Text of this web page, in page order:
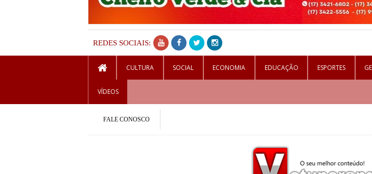
REDES SOCIAIS:
CULTURA SOCIAL ECONOMIA EDUCAÇÃO ESPORTES
VÍDEOS
FALE CONOSCO